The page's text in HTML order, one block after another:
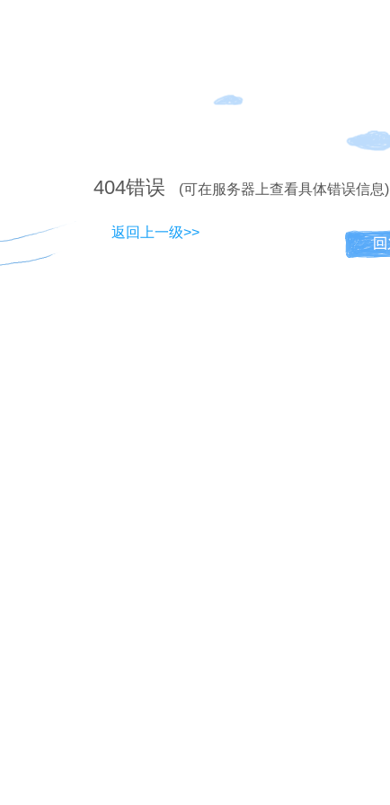
404错误 (可在服务器上查看具体错误信息)
返回上一级>>